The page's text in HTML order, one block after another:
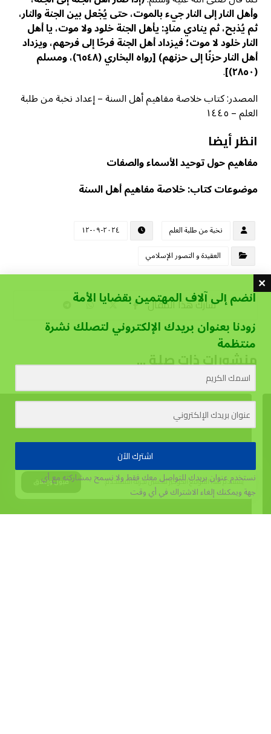
وأهل النار إلى النار جيء بالموت، حتى يُجْعل بين الجنة والنار،
ثم يُذبح، ثم ينادي منادٍ: يأهل الجنة خلود ولا موت، يا أهل
النار خلود لا موت؛ فيزداد أهل الجنة فرحًا إلى فرحهم، ويزداد
أهل النار حزنًا إلى حزنهم) [رواه البخاري (٦٥٤٨)، ومسلم
(٢٨٥٠)]
.
المصدر: كتاب خلاصة مفاهيم أهل السنة – إعداد نخبة من طلبة
العلم – ١٤٤٥
انظر أيضا
مفاهيم حول توحيد الأسماء والصفات
موضوعات كتاب: خلاصة مفاهيم أهل السنة
نخبة من طلبة العلم
٢٠٢٤-٠٩-١٢
العقيدة و التصور الإسلامي
منشورات ذات صلة ...
يستخدم هذا الموقع الكوكيز لتحسين تجربة المستخدم. قبول وإغلاق
انضم إلى آلاف المهتمين بقضايا الأمة
زودنا بعنوان بريدك الإلكتروني لتصلك نشرة
منتظمة
اشترك الآن
نستخدم عنوان بريدك للتواصل معك فقط ولا نسمح بمشاركته مع أي
جهةويمكنك إلغاء الاشتراك في أي وقت